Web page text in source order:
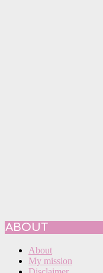
ABOUT
About
My mission